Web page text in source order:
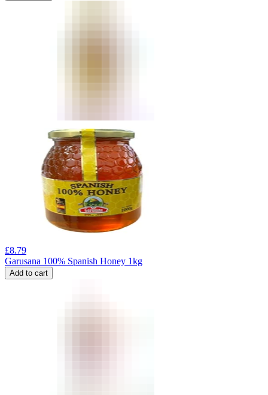
£8.79
Garusana 100% Spanish Honey 1kg
Add to cart